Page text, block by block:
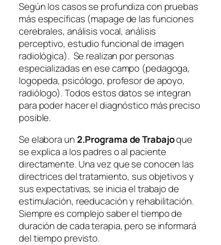
Según los casos se profundiza con pruebas
más específicas (mapage de las funciones
cerebrales, análisis vocal, análisis
perceptivo, estudio funcional de imagen
radiológica). Se realizan por personas
especializadas en ese campo (pedagoga,
logopeda, psicólogo, profesor de apoyo,
radiólogo). Todos estos datos se integran
para poder hacer el diagnóstico más preciso
posible.
Se elabora un 2.Programa de Trabajoque
se explica a los padres o al paciente
directamente. Una vez que se conocen las
directrices del tratamiento, sus objetivos y
sus expectativas, se inicia el trabajo de
estimulación, reeducación y rehabilitación.
Siempre es complejo saber el tiempo de
duración de cada terapia, pero se informará
del tiempo previsto.